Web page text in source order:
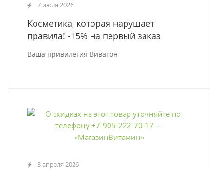
7 июля 2026
Косметика, которая нарушает
правила! -15% на первый заказ
Ваша привилегия Виватон
3 апреля 2026